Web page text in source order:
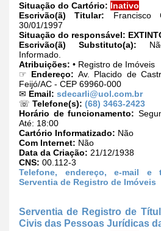
Situação do Cartório: Inativo
Escrivão(ã) Titular: Francisco
30/01/1997
Situação do responsável:
Escrivão(ã) Substituto(a):
Informado.
Atribuições: • Registro de Imóveis
☞ Endereço: Av. Placido de
Feijó/AC - CEP 69960-000
✉ Email: sdecarli@uol.com.br
☏ Telefone(s): (68) 3463-2423
Horário de funcionamento:
Até: 18:00
Cartório Informatizado: Não
Com Internet: Não
Data da Criação: 21/12/1938
CNS: 00.112-3
Telefone, endereço, e-mail
Serventia de Registro de Imóveis
Serventia de Registro de
Civis das Pessoas Jurídicas